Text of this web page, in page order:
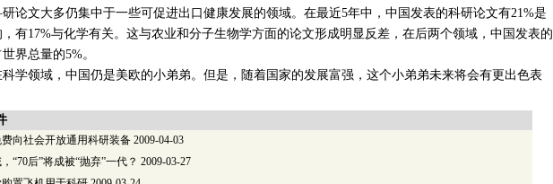
文大多仍集中于一些可促进出口健康发展的领域。在最近5年中，中国发表的科研论文有21%是
有17%与化学有关。这与农业和分子生物学方面的论文形成明显反差，在后两个领域，中国发表的
界总量的5%。
领域，中国仍是美欧的小弟弟。但是，随着国家的发展富强，这个小弟弟未来将会有更出色表
向社会开放通用科研装备 2009-04-03
“70后”将成被“抛弃”一代？ 2009-03-27